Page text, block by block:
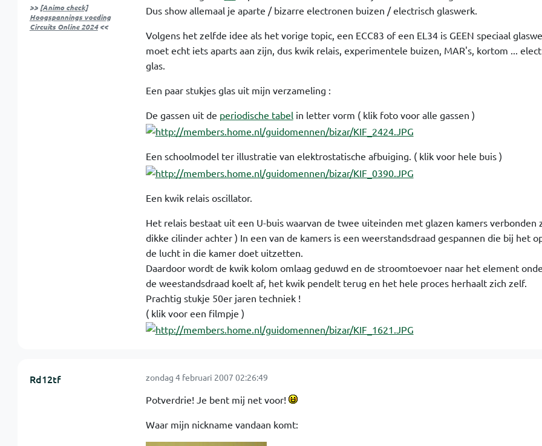
>> [Animo check]
Hoogspannings voeding
Circuits Online 2024<<
Dus show allemaal je aparte / bizarre electronen buizen / electrisch glaswerk.
Volgens het zelfde idee als het vorige topic, een ECC83 of een EL34 is GEEN speciaal
moet echt iets aparts aan zijn, dus kwik relais, experimentele buizen, MAR's, kortom ...
glas.
Een paar stukjes glas uit mijn verzameling :
De gassen uit de periodische tabelin letter vorm ( klik foto voor alle gassen )
Een schoolmodel ter illustratie van elektrostatische afbuiging. ( klik voor hele buis )
Een kwik relais oscillator.
Het relais bestaat uit een U-buis waarvan de twee uiteinden met glazen kamers verbonden
dikke cilinder achter ) In een van de kamers is een weerstandsdraad gespannen die bij het
de lucht in die kamer doet uitzetten.
Daardoor wordt de kwik kolom omlaag geduwd en de stroomtoevoer naar het element
de weestandsdraad koelt af, het kwik pendelt terug en het hele proces herhaalt zich zelf.
Prachtig stukje 50er jaren techniek !
( klik voor een filmpje )
Rd12tf zondag 4 februari 2007 02:26:49
Potverdrie! Je bent mij net voor!
Waar mijn nickname vandaan komt: